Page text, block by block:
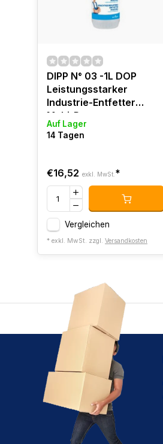
DIPP N° 03 -1L DOP
Leistungsstarker
Industrie-Entfetter
Multi-Pro
Auf Lager
14 Tagen
€16,52 exkl. MwSt. *
Vergleichen
* exkl. MwSt. zzgl. Versandkosten